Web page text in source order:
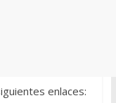
enlaces: